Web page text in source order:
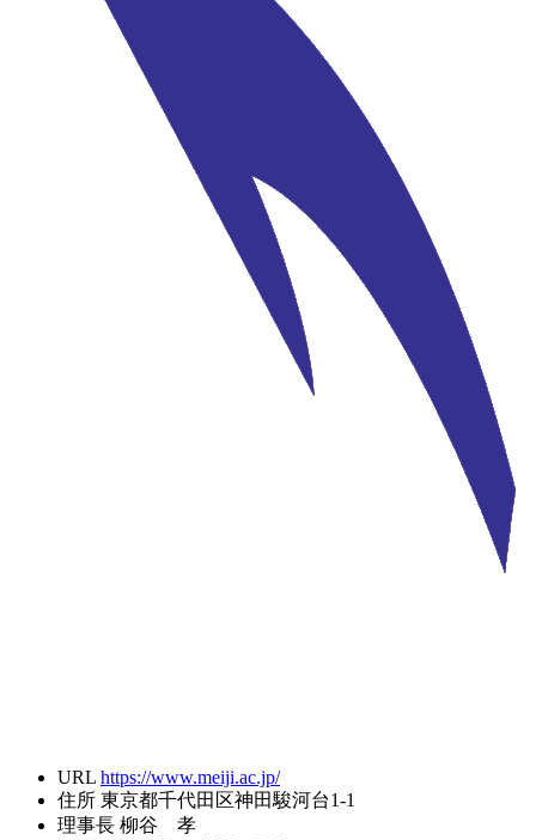
URL https://www.meiji.ac.jp/
住所 東京都千代田区神田駿河台1-1
理事長 柳谷 孝